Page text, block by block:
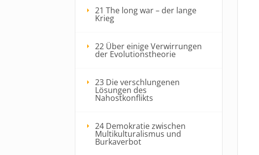
21 The long war – der lange
Krieg
22 Über einige Verwirrungen
der Evolutionstheorie
23 Die verschlungenen
Lösungen des
Nahostkonflikts
24 Demokratie zwischen
Multikulturalismus und
Burkaverbot